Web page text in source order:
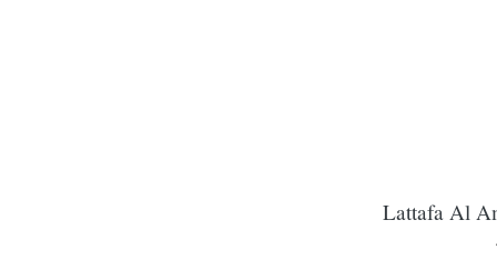
Lattafa Al